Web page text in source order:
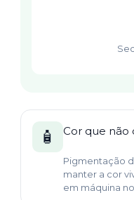
🧴 Cor que não
Pigmentação
manter a cor
em máquina